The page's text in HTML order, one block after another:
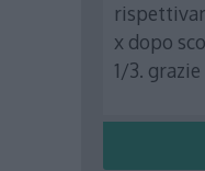
x dopo
1/3.